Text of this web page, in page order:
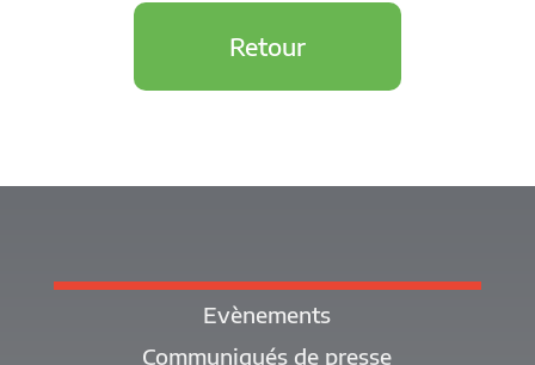
Retour
Evènements
Communiqués de presse